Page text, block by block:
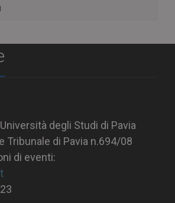
degli Studi di Pavia
Tribunale di Pavia n.694/08
di eventi: